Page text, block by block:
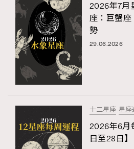
2026年7月
座：巨蟹座
勢
29.06.2026
十二星座 星座
2026年6月
日至28日】